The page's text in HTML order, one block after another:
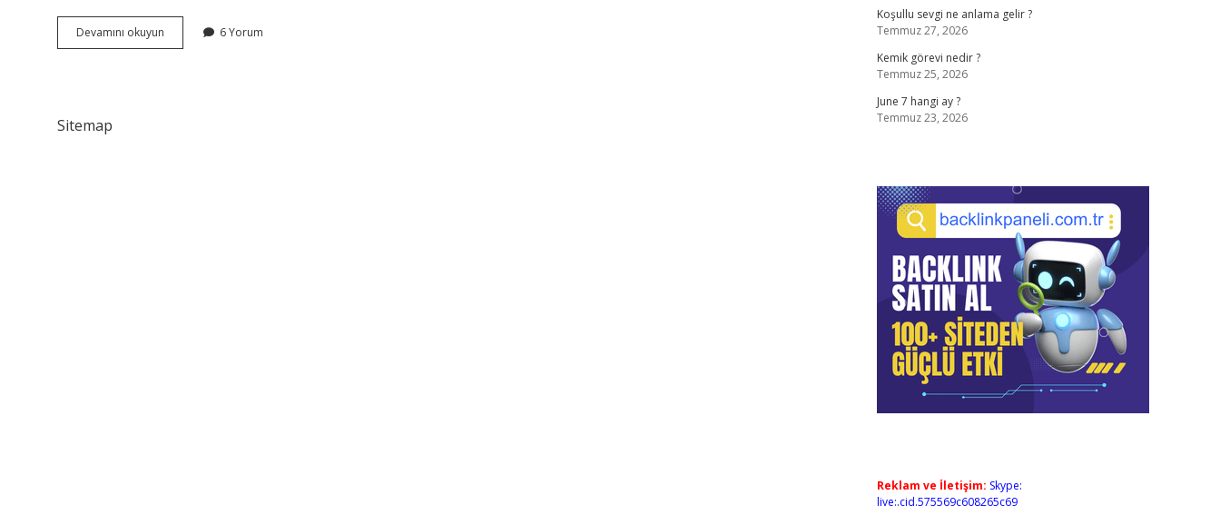
Devamını okuyun
Kegel
6 Yorum
Sitemap
Koşullu sevgi ne anlama gelir ?
Temmuz 27, 2026
Kemik görevi nedir ?
Temmuz 25, 2026
June 7 hangi ay ?
Temmuz 23, 2026
Reklam ve İletişim: Skype:
live:.cid.575569c608265c69